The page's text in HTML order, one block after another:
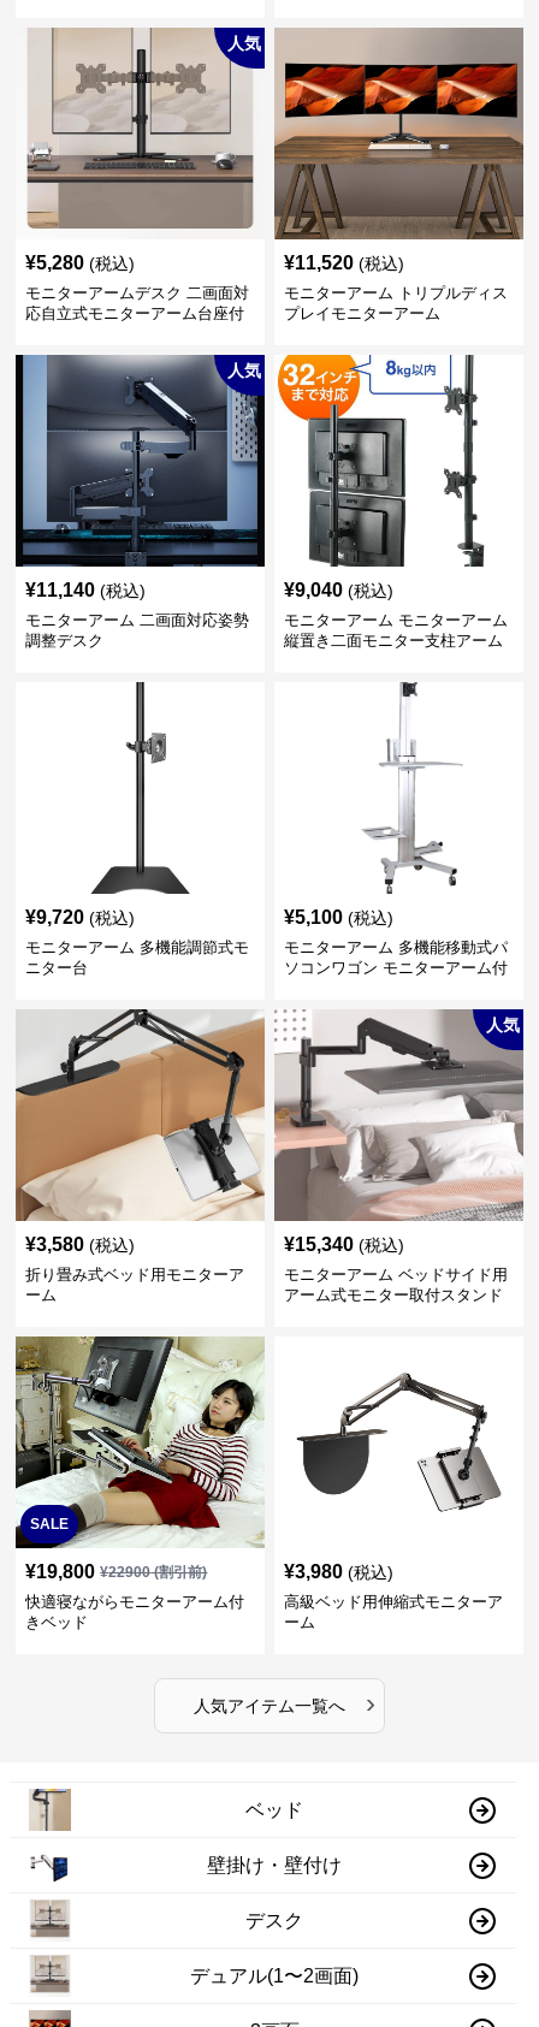
人気
¥5,280 (税込)
モニターアームデスク 二画面対
応自立式モニターアーム台座付
¥11,520 (税込)
モニターアーム トリプルディス
プレイモニターアーム
人気
¥11,140 (税込)
モニターアーム 二画面対応姿勢
調整デスク
¥9,040 (税込)
モニターアーム モニターアーム
縦置き二面モニター支柱アーム
¥9,720 (税込)
モニターアーム 多機能調節式モ
ニター台
¥5,100 (税込)
モニターアーム 多機能移動式パ
ソコンワゴン モニターアーム付
¥3,580 (税込)
折り畳み式ベッド用モニターア
ーム
人気
¥15,340 (税込)
モニターアーム ベッドサイド用
アーム式モニター取付スタンド
SALE
¥19,800 ¥22900(割引前)
快適寝ながらモニターアーム付
きベッド
¥3,980 (税込)
高級ベッド用伸縮式モニターア
ーム
人気アイテム一覧へ ›
ベッド
壁掛け・壁付け
デスク
デュアル(1〜2画面)